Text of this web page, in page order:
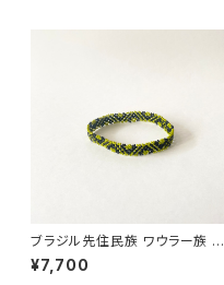
ブラジル先住民族 ワウラー族 ビ
ーズブレスレット 1cm幅 内周17
cm
¥7,700